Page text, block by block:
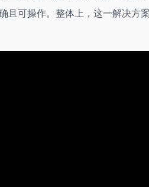
且可操作。整体上，这一解决方